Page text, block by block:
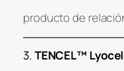
producto de
3.TENCEL™